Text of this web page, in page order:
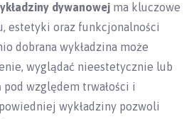
dywanowejma kluczowe
estetyki oraz funkcjonalności
dobrana wykładzina może
wyglądać nieestetycznie lub
pod względem trwałości i
wykładziny pozwoli